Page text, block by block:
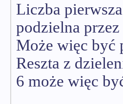
Liczba
podzielna przez
Może więc być
Reszta z
6 może więc